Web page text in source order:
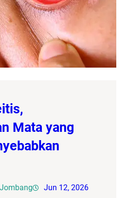
Mata yang
Jun 12, 2026